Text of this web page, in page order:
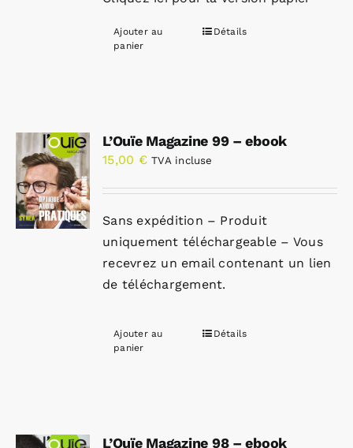
Ajouter au
panier
Détails
L’Ouïe Magazine 99 – ebook
15,00 € TVA incluse
Sans expédition – Produit
uniquement téléchargeable – Vous
recevrez un email contenant un lien
de téléchargement.
Ajouter au
panier
Détails
L’Ouïe Magazine 98 – ebook